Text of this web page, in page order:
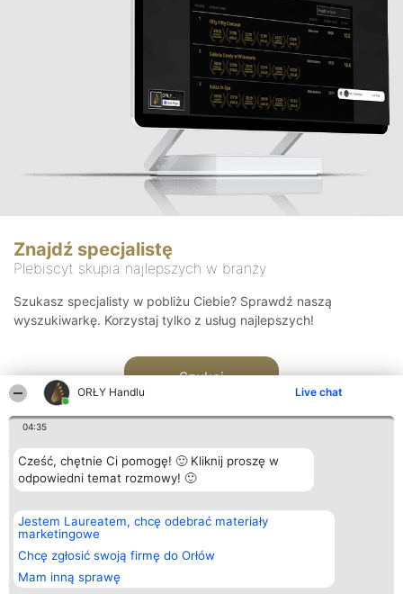
ORŁY Handlu Live chat
04:35
Cześć, chętnie Ci pomogę! 🙂 Kliknij proszę w
odpowiedni temat rozmowy! 🙂
Jestem Laureatem, chcę odebrać materiały
marketingowe
Chcę zgłosić swoją firmę do Orłów
Mam inną sprawę
Znajdź specjalistę
Plebiscyt skupia najlepszych w branży
Szukasz specjalisty w pobliżu Ciebie? Sprawdź naszą
wyszukiwarkę. Korzystaj tylko z usług najlepszych!
Szukaj
Organizator plebiscytu
Bright Side Solutions sp. z o.
o. sp. k.
ul. Ruska 22
Wrocław 50-079
KRS 0000749100 | Regon
381313360 | NIP 8943132676
Plebiscyt
Laureaci
wszystkich
Laureatów
Regulamin
Kontakt
Kontakt